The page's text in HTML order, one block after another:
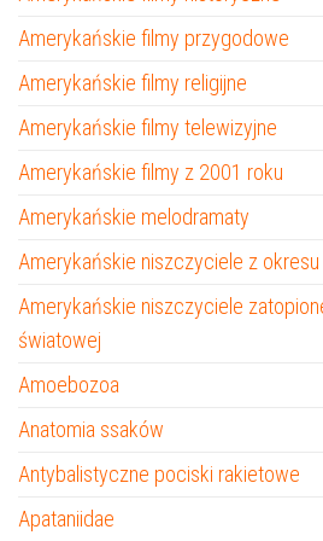
Amerykańskie filmy przygodowe
Amerykańskie filmy religijne
Amerykańskie filmy telewizyjne
Amerykańskie filmy z 2001 roku
Amerykańskie melodramaty
Amerykańskie niszczyciele z
Amerykańskie niszczyciele
światowej
Amoebozoa
Anatomia ssaków
Antybalistyczne pociski rakietowe
Apataniidae